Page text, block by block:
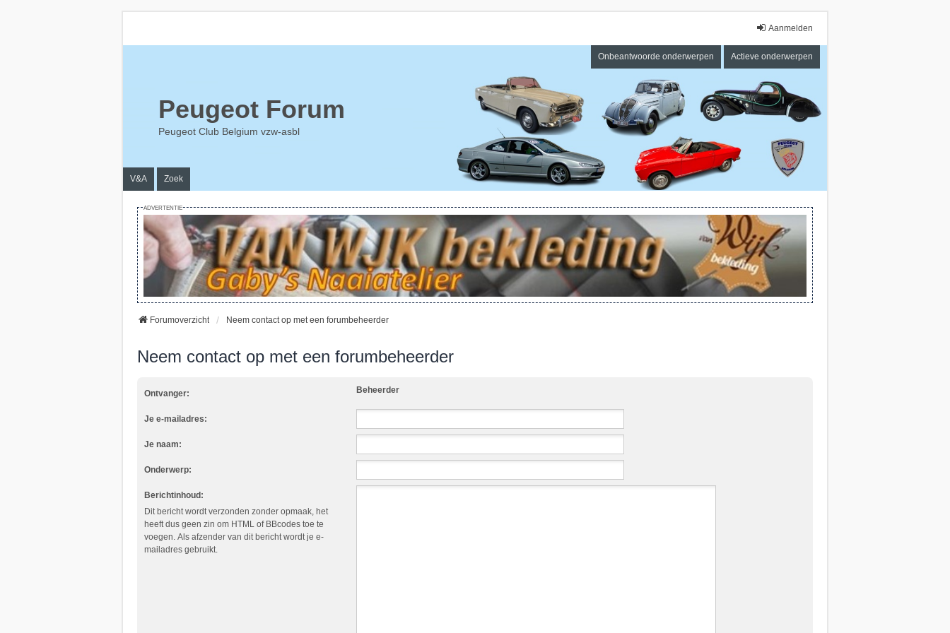
Aanmelden
Onbeantwoorde onderwerpen Actieve onderwerpen
Peugeot Forum
Peugeot Club Belgium vzw-asbl
V&A Zoek
ADVERTENTIE
Forumoverzicht Neem contact op met een forumbeheerder
Neem contact op met een forumbeheerder
Ontvanger: Beheerder
Je e-mailadres:
Je naam:
Onderwerp:
Berichtinhoud:
Dit bericht wordt verzonden zonder opmaak, het
heeft dus geen zin om HTML of BBcodes toe te
voegen. Als afzender van dit bericht wordt je e-
mailadres gebruikt.